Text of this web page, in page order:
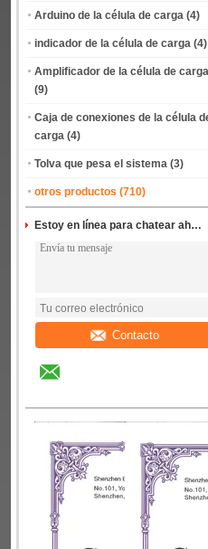
Arduino de la célula de carga (4)
indicador de la célula de carga (4)
Amplificador de la célula de carga
(9)
Caja de conexiones de la célula
carga (4)
Tolva que pesa el sistema (3)
otros productos (710)
Estoy en línea para chatear ahora
Contacto